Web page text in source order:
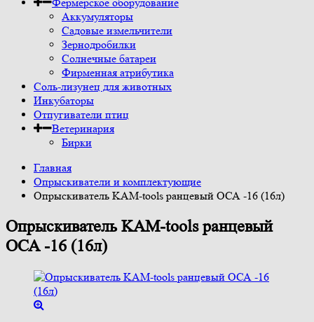
Аккумуляторы
Садовые измельчители
Зернодробилки
Солнечные батареи
Фирменная атрибутика
Соль-лизунец для животных
Инкубаторы
Отпугиватели птиц
Ветеринария
Бирки
Главная
Опрыскиватели и комплектующие
Опрыскиватель KAM-tools ранцевый ОСА -16 (16л)
Опрыскиватель KAM-tools ранцевый
ОСА -16 (16л)